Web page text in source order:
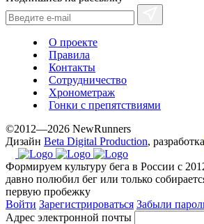
О проекте
Правила
Контакты
Сотрудничество
Хронометраж
Гонки с препятствиями
©2012—2026 NewRunners
Дизайн Beta Digital Production, разработка
Формируем культуру бега в России с
давно полюбил бег или только
первую пробежку
Войти Зарегистрироваться Забыли
Адрес электронной почты